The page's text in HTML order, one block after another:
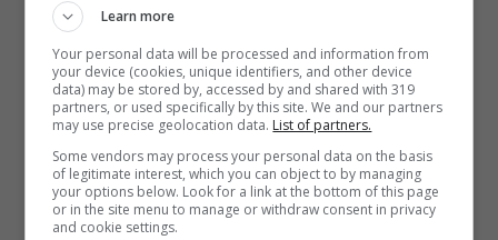
consumo e agricoli
barbecue, ammendanti per il suolo e
additivi per l’edilizia, ha comportato la
possibile presenza di inquinanti nocivi
negli ambienti di tutti i giorni, dalla
preparazione degli alimenti all’agricoltura
Learn more
Your personal data will be processed and information from
your device (cookies, unique identifiers, and other device
data) may be stored by, accessed by and shared with 319
partners, or used specifically by this site. We and our partners
may use precise geolocation data. List of partners.
Some vendors may process your personal data on the basis
of legitimate interest, which you can object to by managing
your options below. Look for a link at the bottom of this page
or in the site menu to manage or withdraw consent in privacy
and cookie settings.